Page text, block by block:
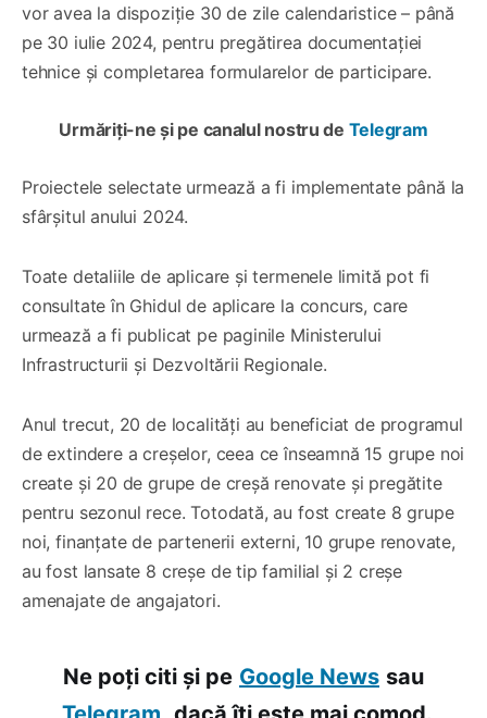
vor avea la dispoziție 30 de zile calendaristice – până
pe 30 iulie 2024, pentru pregătirea documentației
tehnice și completarea formularelor de participare.
Urmăriți-ne și pe canalul nostru de Telegram
Proiectele selectate urmează a fi implementate până la
sfârșitul anului 2024.
Toate detaliile de aplicare și termenele limită pot fi
consultate în Ghidul de aplicare la concurs, care
urmează a fi publicat pe paginile Ministerului
Infrastructurii și Dezvoltării Regionale.
Anul trecut, 20 de localități au beneficiat de programul
de extindere a creșelor, ceea ce înseamnă 15 grupe noi
create și 20 de grupe de creșă renovate și pregătite
pentru sezonul rece. Totodată, au fost create 8 grupe
noi, finanțate de partenerii externi, 10 grupe renovate,
au fost lansate 8 creșe de tip familial și 2 creșe
amenajate de angajatori.
Ne poți citi și pe Google News sau